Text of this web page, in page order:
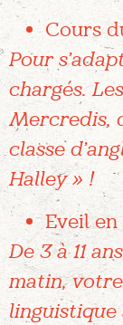
Cours
Pour
chargés.
Mercredis,
classe
Halley » !
Eveil
De 3 à 11
matin,
linguistique